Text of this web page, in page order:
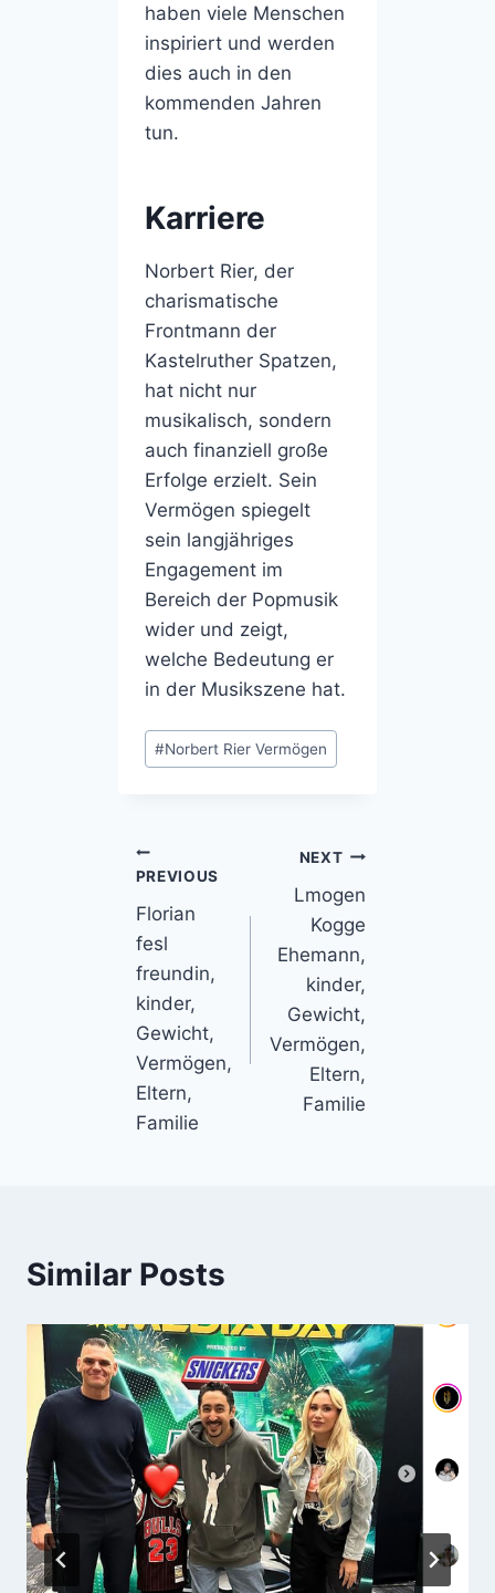
haben viele Menschen
inspiriert und werden
dies auch in den
kommenden Jahren
tun.
Karriere
Norbert Rier, der
charismatische
Frontmann der
Kastelruther Spatzen,
hat nicht nur
musikalisch, sondern
auch finanziell große
Erfolge erzielt. Sein
Vermögen spiegelt
sein langjähriges
Engagement im
Bereich der Popmusik
wider und zeigt,
welche Bedeutung er
in der Musikszene hat.
Post
Tags:
#Norbert Rier Vermögen
Post
navigation
PREVIOUS
Florian
fesl
freundin,
kinder,
Gewicht,
Vermögen,
Eltern,
Familie
NEXT
Lmogen
Kogge
Ehemann,
kinder,
Gewicht,
Vermögen,
Eltern,
Familie
Similar Posts